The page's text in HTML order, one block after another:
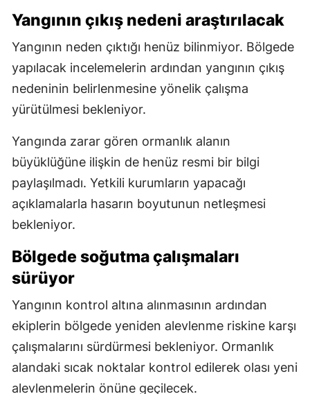
Yangının çıkış nedeni araştırılacak
Yangının neden çıktığı henüz bilinmiyor. Bölgede
yapılacak incelemelerin ardından yangının çıkış
nedeninin belirlenmesine yönelik çalışma
yürütülmesi bekleniyor.
Yangında zarar gören ormanlık alanın
büyüklüğüne ilişkin de henüz resmi bir bilgi
paylaşılmadı. Yetkili kurumların yapacağı
açıklamalarla hasarın boyutunun netleşmesi
bekleniyor.
Bölgede soğutma çalışmaları
sürüyor
Yangının kontrol altına alınmasının ardından
ekiplerin bölgede yeniden alevlenme riskine karşı
çalışmalarını sürdürmesi bekleniyor. Ormanlık
alandaki sıcak noktalar kontrol edilerek olası yeni
alevlenmelerin önüne geçilecek.